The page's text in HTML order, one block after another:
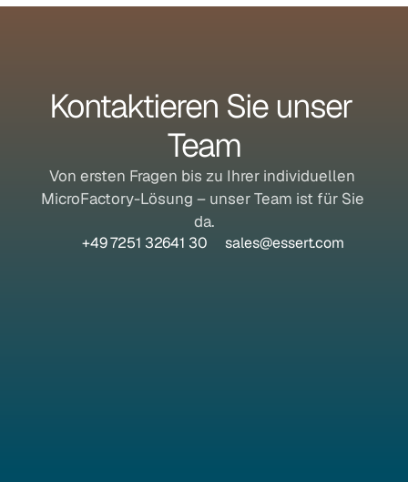
Kontaktieren Sie unser
Team
Von ersten Fragen bis zu Ihrer individuellen
MicroFactory-Lösung – unser Team ist für Sie
da.
+49 7251 32641 30 sales@essert.com